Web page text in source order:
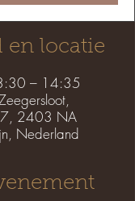
en locatie
– 14:35
2403 NA
Nederland